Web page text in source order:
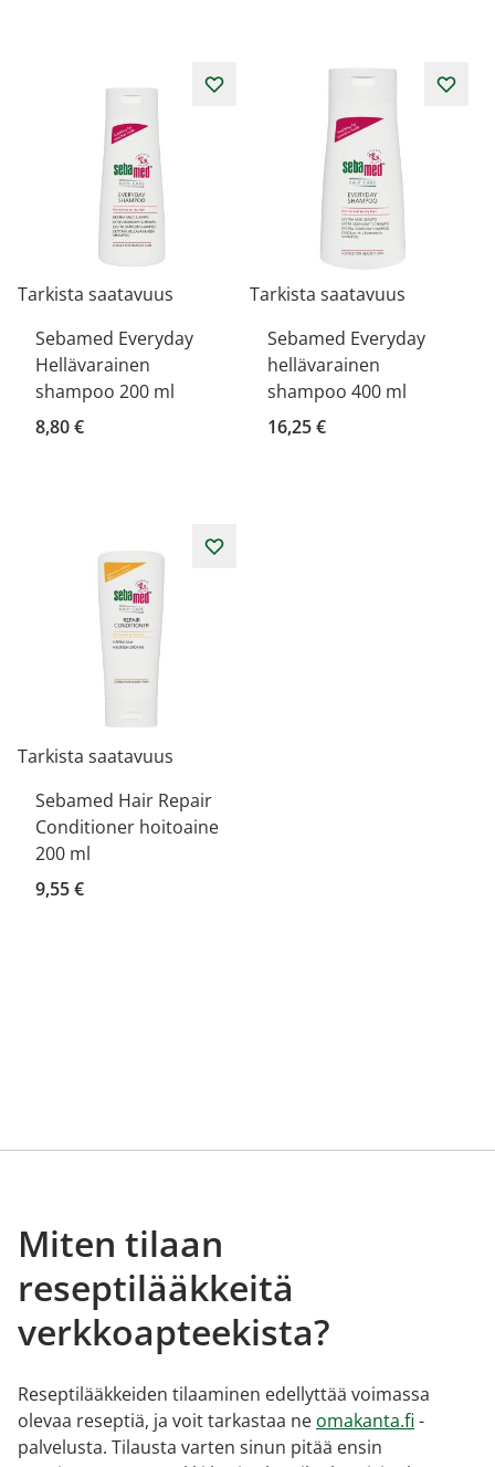
Tarkista saatavuus
Sebamed Everyday
Hellävarainen
shampoo 200 ml
8,80 €
Tarkista saatavuus
Sebamed Everyday
hellävarainen
shampoo 400 ml
16,25 €
Tarkista saatavuus
Sebamed Hair Repair
Conditioner hoitoaine
200 ml
9,55 €
Miten tilaan
reseptilääkkeitä
verkkoapteekista?
Reseptilääkkeiden tilaaminen edellyttää voimassa
olevaa reseptiä, ja voit tarkastaa ne omakanta.fi -
palvelusta. Tilausta varten sinun pitää ensin